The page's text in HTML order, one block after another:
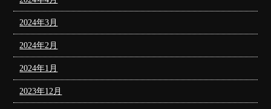
2024年3月
2024年2月
2024年1月
2023年12月